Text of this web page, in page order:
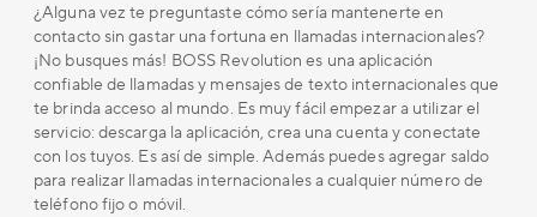
¿Alguna vez te preguntaste cómo sería mantenerte en
contacto sin gastar una fortuna en llamadas internacionales?
¡No busques más! BOSS Revolution es una aplicación
confiable de llamadas y mensajes de texto internacionales que
te brinda acceso al mundo. Es muy fácil empezar a utilizar el
servicio: descarga la aplicación, crea una cuenta y conectate
con los tuyos. Es así de simple. Además puedes agregar saldo
para realizar llamadas internacionales a cualquier número de
teléfono fijo o móvil.